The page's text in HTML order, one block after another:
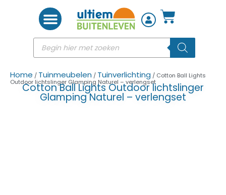
Home / Tuinmeubelen / Tuinverlichting / Cotton Ball Lights
Outdoor lichtslinger Glamping Naturel – verlengset
Cotton Ball Lights Outdoor lichtslinger
Glamping Naturel – verlengset